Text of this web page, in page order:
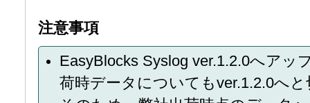
注意事項
EasyBlocks Syslog ver.1.2.0へアッ
荷時データについてもver.1.2.0へ